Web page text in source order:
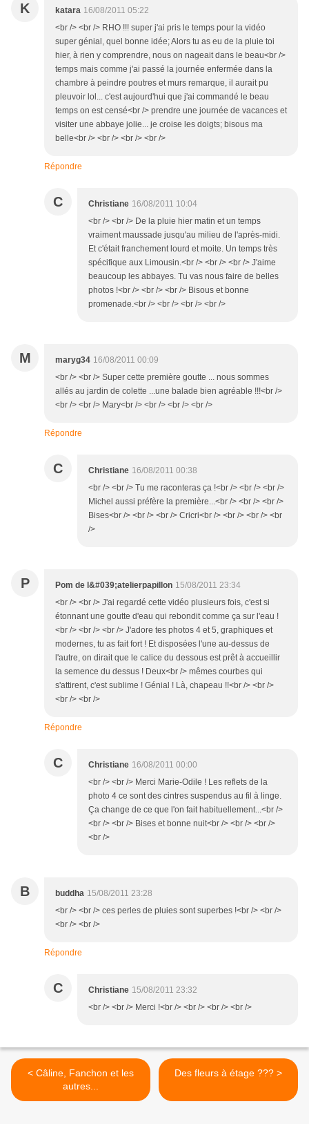
K katara 16/08/2011 05:22
<br /> <br /> RHO !!! super j'ai pris le temps pour la vidéo
super génial, quel bonne idée; Alors tu as eu de la pluie toi
hier, à rien y comprendre, nous on nageait dans le beau<br />
temps mais comme j'ai passé la journée enfermée dans la
chambre à peindre poutres et murs remarque, il aurait pu
pleuvoir lol... c'est aujourd'hui que j'ai commandé le beau
temps on est censé<br /> prendre une journée de vacances et
visiter une abbaye jolie... je croise les doigts; bisous ma
belle<br /> <br /> <br /> <br />
Répondre
C Christiane 16/08/2011 10:04
<br /> <br /> De la pluie hier matin et un temps
vraiment maussade jusqu'au milieu de l'après-midi.
Et c'était franchement lourd et moite. Un temps très
spécifique aux Limousin.<br /> <br /> <br /> J'aime
beaucoup les abbayes. Tu vas nous faire de belles
photos !<br /> <br /> <br /> Bisous et bonne
promenade.<br /> <br /> <br /> <br />
M maryg34 16/08/2011 00:09
<br /> <br /> Super cette première goutte ... nous sommes
allés au jardin de colette ...une balade bien agréable !!!<br />
<br /> <br /> Mary<br /> <br /> <br /> <br />
Répondre
C Christiane 16/08/2011 00:38
<br /> <br /> Tu me raconteras ça !<br /> <br /> <br />
Michel aussi préfère la première...<br /> <br /> <br />
Bises<br /> <br /> <br /> Cricri<br /> <br /> <br /> <br
/>
P Pom de l&#039;atelierpapillon 15/08/2011 23:34
<br /> <br /> J'ai regardé cette vidéo plusieurs fois, c'est si
étonnant une goutte d'eau qui rebondit comme ça sur l'eau !
<br /> <br /> <br /> J'adore tes photos 4 et 5, graphiques et
modernes, tu as fait fort ! Et disposées l'une au-dessus de
l'autre, on dirait que le calice du dessous est prêt à accueillir
la semence du dessus ! Deux<br /> mêmes courbes qui
s'attirent, c'est sublime ! Génial ! Là, chapeau !!<br /> <br />
<br /> <br />
Répondre
C Christiane 16/08/2011 00:00
<br /> <br /> Merci Marie-Odile ! Les reflets de la
photo 4 ce sont des cintres suspendus au fil à linge.
Ça change de ce que l'on fait habituellement...<br />
<br /> <br /> Bises et bonne nuit<br /> <br /> <br />
<br />
B buddha 15/08/2011 23:28
<br /> <br /> ces perles de pluies sont superbes !<br /> <br />
<br /> <br />
Répondre
C Christiane 15/08/2011 23:32
<br /> <br /> Merci !<br /> <br /> <br /> <br />
< Câline, Fanchon et les
autres...
Des fleurs à étage ??? >